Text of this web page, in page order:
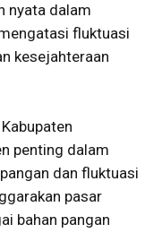
nyata dalam
fluktuasi
kesejahteraan
penting dalam
dan fluktuasi
pasar
bahan pangan